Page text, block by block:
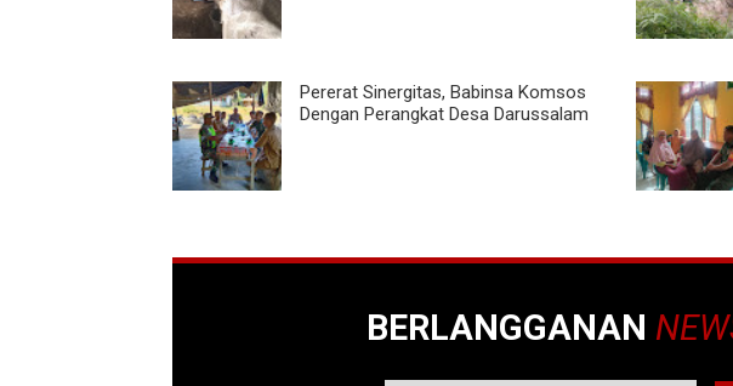
Pererat Sinergitas, Babinsa Komsos
Dengan Perangkat Desa Darussalam
BERLANGGANAN